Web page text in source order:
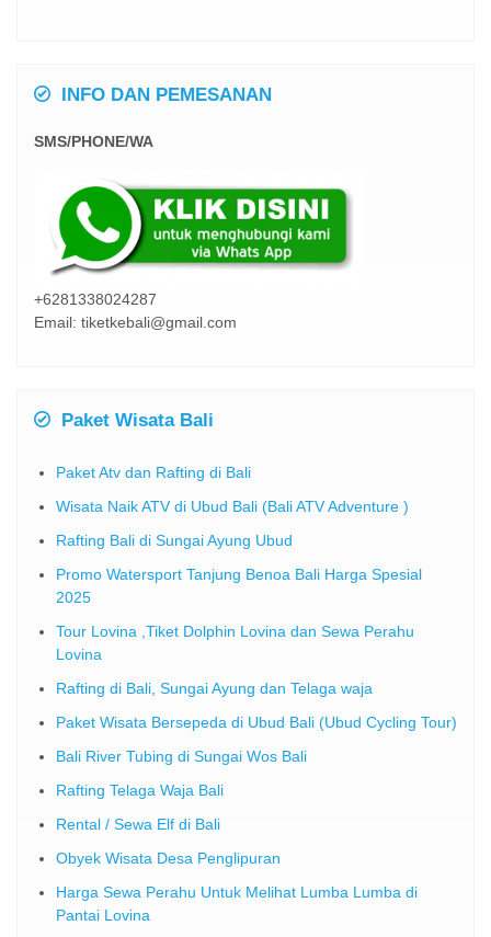
INFO DAN PEMESANAN
SMS/PHONE/WA
+6281338024287
Email: tiketkebali@gmail.com
Paket Wisata Bali
Paket Atv dan Rafting di Bali
Wisata Naik ATV di Ubud Bali (Bali ATV Adventure )
Rafting Bali di Sungai Ayung Ubud
Promo Watersport Tanjung Benoa Bali Harga Spesial
2025
Tour Lovina ,Tiket Dolphin Lovina dan Sewa Perahu
Lovina
Rafting di Bali, Sungai Ayung dan Telaga waja
Paket Wisata Bersepeda di Ubud Bali (Ubud Cycling Tour)
Bali River Tubing di Sungai Wos Bali
Rafting Telaga Waja Bali
Rental / Sewa Elf di Bali
Obyek Wisata Desa Penglipuran
Harga Sewa Perahu Untuk Melihat Lumba Lumba di
Pantai Lovina